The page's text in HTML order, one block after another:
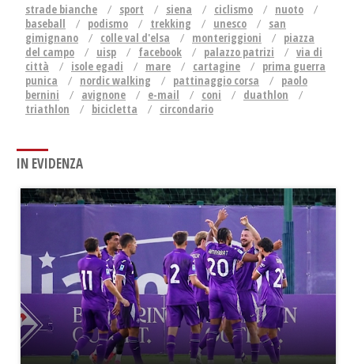
strade bianche sport siena ciclismo
nuoto
baseball
podismo trekking unesco
san
gimignano
colle val d'elsa monteriggioni
piazza
del campo
uisp facebook palazzo patrizi
via di
città
isole egadi mare cartagine
prima guerra
punica
nordic walking pattinaggio corsa
paolo
bernini
avignone e-mail coni
duathlon
triathlon
bicicletta circondario
IN EVIDENZA